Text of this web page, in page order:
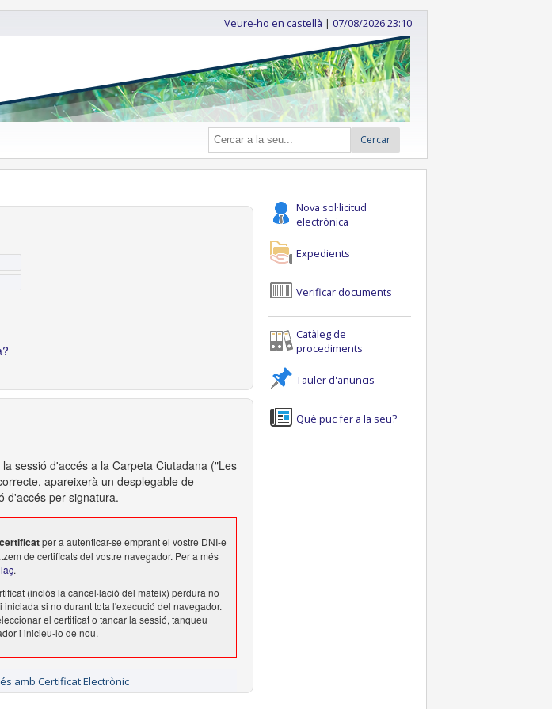
Veure-ho en castellà | 07/08/2026 23:10
Cercar
sessió d'accés a la Carpeta Ciutadana ("Les
apareixerà un desplegable de
d'accés per signatura.
per a autenticar-se emprant el vostre DNI-e
de certificats del vostre navegador. Per a més
.
(inclòs la cancel·lació del mateix) perdura no
si no durant tota l'execució del navegador.
el certificat o tancar la sessió, tanqueu
i inicieu-lo de nou.
amb Certificat Electrònic
Nova sol·licitud
electrònica
Expedients
Verificar documents
Catàleg de
procediments
Tauler d'anuncis
Què puc fer a la seu?